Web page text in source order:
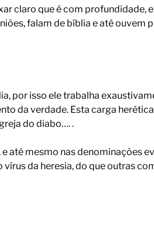
claro que é com profundidade,
falam de bíblia e até ouvem
por isso ele trabalha
da verdade. Esta carga
do diabo…. .
até mesmo nas denominações
da heresia, do que outras